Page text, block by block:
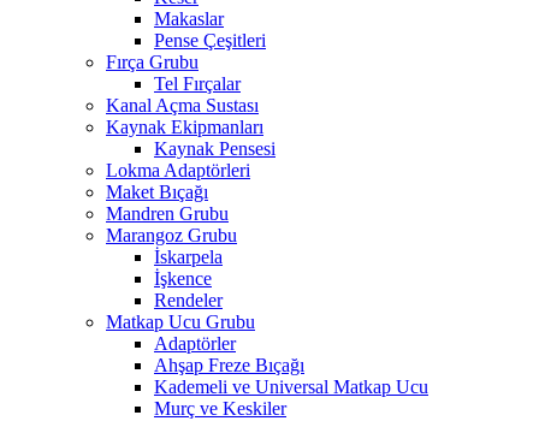
Makaslar
Pense Çeşitleri
Fırça Grubu
Tel Fırçalar
Kanal Açma Sustası
Kaynak Ekipmanları
Kaynak Pensesi
Lokma Adaptörleri
Maket Bıçağı
Mandren Grubu
Marangoz Grubu
İskarpela
İşkence
Rendeler
Matkap Ucu Grubu
Adaptörler
Ahşap Freze Bıçağı
Kademeli ve Universal Matkap Ucu
Murç ve Keskiler